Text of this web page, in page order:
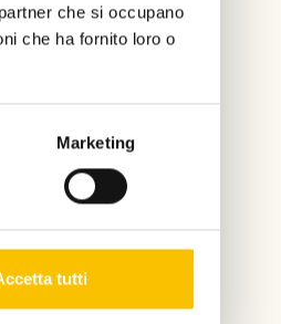
che si occupano
che ha fornito loro o
Marketing
tutti